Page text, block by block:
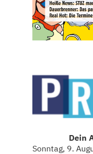
Dein
Sonntag, 9.